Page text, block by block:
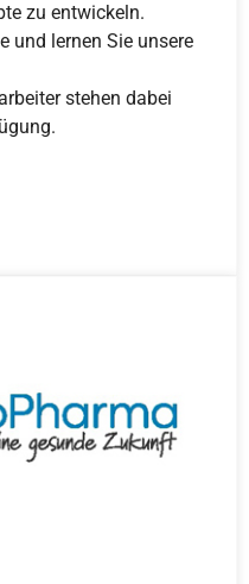
zu entwickeln.
und lernen Sie unsere
stehen dabei